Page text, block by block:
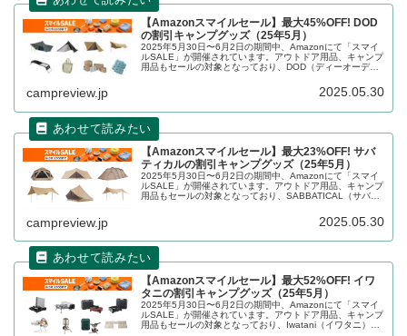
【Amazonスマイルセール】最大45%OFF! DOD
の割引キャンプグッズ（25年5月）
2025年5月30日〜6月2日の期間中、Amazonにて「スマイ
ルSALE」が開催されています。アウトドア用品、キャンプ
用品もセールの対象となっており、DOD（ディーオーディ
campreview.jp 2025.05.30
【Amazonスマイルセール】最大23%OFF! サバ
ティカルの割引キャンプグッズ（25年5月）
2025年5月30日〜6月2日の期間中、Amazonにて「スマイ
ルSALE」が開催されています。アウトドア用品、キャンプ
用品もセールの対象となっており、SABBATICAL（サバテ
campreview.jp 2025.05.30
【Amazonスマイルセール】最大52%OFF! イワ
タニの割引キャンプグッズ（25年5月）
2025年5月30日〜6月2日の期間中、Amazonにて「スマイ
ルSALE」が開催されています。アウトドア用品、キャンプ
用品もセールの対象となっており、Iwatani（イワタニ）の